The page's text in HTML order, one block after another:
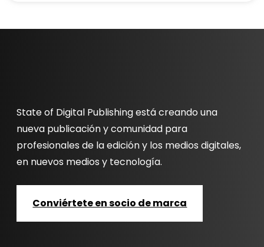
State of Digital Publishing está creando una
nueva publicación y comunidad para
profesionales de la edición y los medios digitales,
en nuevos medios y tecnología.
Conviértete en socio de marca